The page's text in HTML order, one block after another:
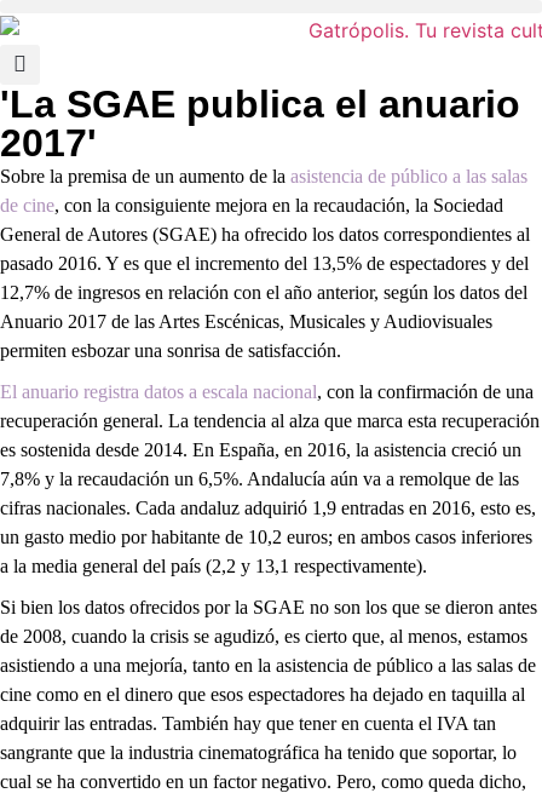
'La SGAE publica el anuario
2017'
Sobre la premisa de un aumento de la asistencia de público a las salas
de cine, con la consiguiente mejora en la recaudación, la Sociedad
General de Autores (SGAE) ha ofrecido los datos correspondientes al
pasado 2016. Y es que el incremento del 13,5% de espectadores y del
12,7% de ingresos en relación con el año anterior, según los datos del
Anuario 2017 de las Artes Escénicas, Musicales y Audiovisuales
permiten esbozar una sonrisa de satisfacción.
El anuario registra datos a escala nacional, con la confirmación de una
recuperación general. La tendencia al alza que marca esta recuperación
es sostenida desde 2014. En España, en 2016, la asistencia creció un
7,8% y la recaudación un 6,5%. Andalucía aún va a remolque de las
cifras nacionales. Cada andaluz adquirió 1,9 entradas en 2016, esto es,
un gasto medio por habitante de 10,2 euros; en ambos casos inferiores
a la media general del país (2,2 y 13,1 respectivamente).
Si bien los datos ofrecidos por la SGAE no son los que se dieron antes
de 2008, cuando la crisis se agudizó, es cierto que, al menos, estamos
asistiendo a una mejoría, tanto en la asistencia de público a las salas de
cine como en el dinero que esos espectadores ha dejado en taquilla al
adquirir las entradas. También hay que tener en cuenta el IVA tan
sangrante que la industria cinematográfica ha tenido que soportar, lo
cual se ha convertido en un factor negativo. Pero, como queda dicho,